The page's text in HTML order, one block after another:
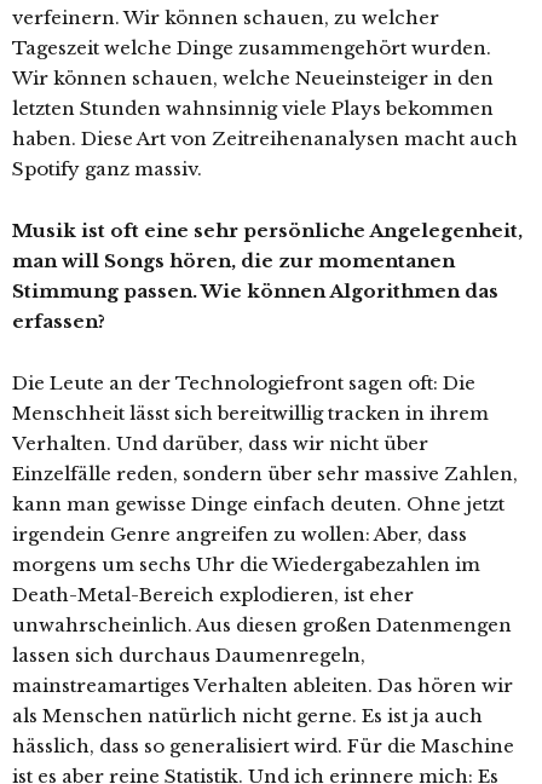
verfeinern. Wir können schauen, zu welcher
Tageszeit welche Dinge zusammengehört wurden.
Wir können schauen, welche Neueinsteiger in den
letzten Stunden wahnsinnig viele Plays bekommen
haben. Diese Art von Zeitreihenanalysen macht auch
Spotify ganz massiv.
Musik ist oft eine sehr persönliche Angelegenheit,
man will Songs hören, die zur momentanen
Stimmung passen. Wie können Algorithmen das
erfassen?
Die Leute an der Technologiefront sagen oft: Die
Menschheit lässt sich bereitwillig tracken in ihrem
Verhalten. Und darüber, dass wir nicht über
Einzelfälle reden, sondern über sehr massive Zahlen,
kann man gewisse Dinge einfach deuten. Ohne jetzt
irgendein Genre angreifen zu wollen: Aber, dass
morgens um sechs Uhr die Wiedergabezahlen im
Death-Metal-Bereich explodieren, ist eher
unwahrscheinlich. Aus diesen großen Datenmengen
lassen sich durchaus Daumenregeln,
mainstreamartiges Verhalten ableiten. Das hören wir
als Menschen natürlich nicht gerne. Es ist ja auch
hässlich, dass so generalisiert wird. Für die Maschine
ist es aber reine Statistik. Und ich erinnere mich: Es